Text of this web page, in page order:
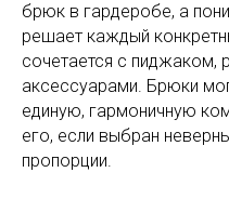
брюк в гардеробе, а
решает каждый
сочетается с пиджаком,
аксессуарами. Брюки
единую, гармоничную
его, если выбран
пропорции.